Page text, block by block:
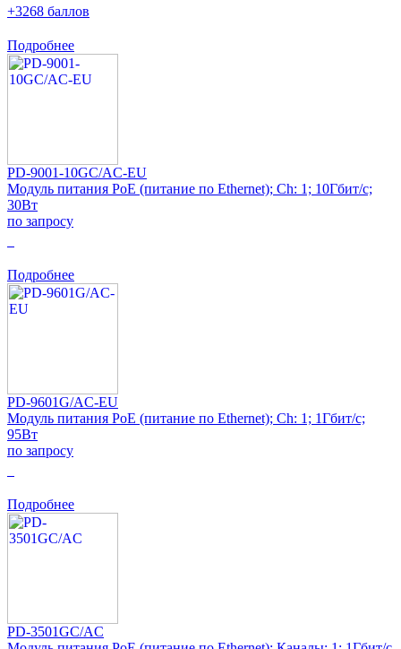
+3268 баллов
Подробнее
PD-9001-10GC/AC-EU
Модуль питания PoE (питание по Ethernet); Ch: 1; 10Гбит/с;
30Вт
по запросу
Подробнее
PD-9601G/AC-EU
Модуль питания PoE (питание по Ethernet); Ch: 1; 1Гбит/с;
95Вт
по запросу
Подробнее
PD-3501GC/AC